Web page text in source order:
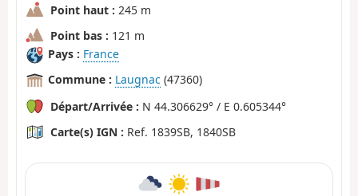
Point haut : 245 m
Point bas : 121 m
Pays : France
Commune : Laugnac (47360)
Départ/Arrivée : N 44.306629° / E 0.605344°
Carte(s) IGN : Ref. 1839SB, 1840SB